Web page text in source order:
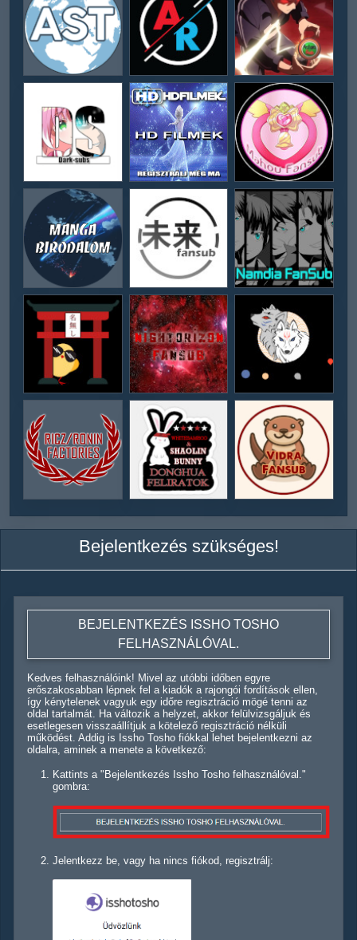
Bejelentkezés szükséges!
BEJELENTKEZÉS ISSHO TOSHO
FELHASZNÁLÓVAL.
Kedves felhasználóink! Mivel az utóbbi időben egyre
erőszakosabban lépnek fel a kiadók a rajongói fordítások ellen,
így kénytelenek vagyuk egy időre regisztráció mögé tenni az
oldal tartalmát. Ha változik a helyzet, akkor felülvizsgáljuk és
esetlegesen visszaállítjuk a kötelező regisztráció nélküli
működést. Addig is Issho Tosho fiókkal lehet bejelentkezni az
oldalra, aminek a menete a következő:
Kattints a "Bejelentkezés Issho Tosho felhasználóval."
gombra:
Jelentkezz be, vagy ha nincs fiókod, regisztrálj: